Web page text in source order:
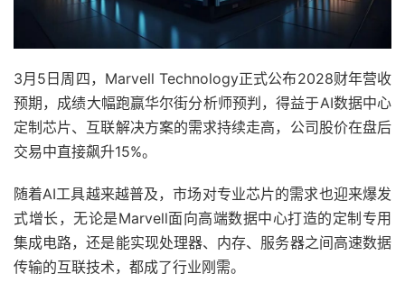
3月5日周四，Marvell Technology正式公布2028财年营收
预期，成绩大幅跑赢华尔街分析师预判，得益于AI数据中心
定制芯片、互联解决方案的需求持续走高，公司股价在盘后
交易中直接飙升15%。
随着AI工具越来越普及，市场对专业芯片的需求也迎来爆发
式增长，无论是Marvell面向高端数据中心打造的定制专用
集成电路，还是能实现处理器、内存、服务器之间高速数据
传输的互联技术，都成了行业刚需。